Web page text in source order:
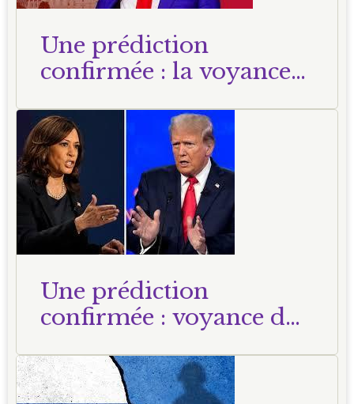
Une prédiction
confirmée : la voyance
Une prédiction
confirmée : voyance du